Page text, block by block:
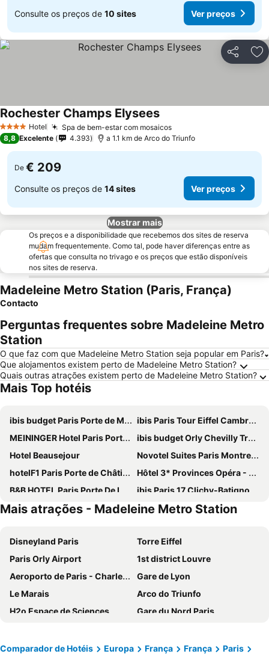
Consulte os preços de 10 sites Ver preços
Partilhar
4 EstrelasHotel Spa de bem-estar com mosaicos
Rochester Champs Elysees
8,8 Excelente 4.393 a 1.1 km de Arco do Triunfo
De € 209
Consulte os preços de 14 sites Ver preços
Mostrar mais
Os preços e a disponibilidade que recebemos dos sites de reserva
mudam frequentemente. Como tal, pode haver diferenças entre as
ofertas que consulta no trivago e os preços que estão disponíveis
nos sites de reserva.
Madeleine Metro Station (Paris, França)
Contacto
Perguntas frequentes sobre Madeleine Metro
Station
O que faz com que Madeleine Metro Station seja popular em Paris?
Que alojamentos existem perto de Madeleine Metro Station?
Quais outras atrações existem perto de Madeleine Metro Station?
Mais Top hotéis
ibis budget Paris Porte de Montmartre
ibis Paris Tour Eiffel Cambronne 15ème
MEININGER Hotel Paris Porte De Vincennes
ibis budget Orly Chevilly Tram 7
Hotel Beausejour
Novotel Suites Paris Montreuil Vincennes
hotelF1 Paris Porte de Châtillon
Hôtel 3* Provinces Opéra - Vacances Bleues
B&B HOTEL Paris Porte De La Villette
ibis Paris 17 Clichy-Batignolles
ibis Budget Paris La Villette 19ème
Hôtel De Paris Opera
Novotel Paris Centre Tour Eiffel
Grand Hotel de Paris
Novotel Paris 17
Hôtel Rachel
Mercure Paris 19 Philharmonie La Villette
Exe Panorama
Comfort Hotel Paris Porte d'Ivry
Au Royal Mad
Novotel Paris Centre Gare Montparnasse
ibis Styles Paris Meteor Avenue d'Italie
ibis budget Paris Porte d'Orleans
ibis budget Paris Porte de Vincennes
Mais atrações - Madeleine Metro Station
Disneyland Paris
Torre Eiffel
Paris Orly Airport
1st district Louvre
Aeroporto de Paris - Charles de Gaulle
Gare de Lyon
Le Marais
Arco do Triunfo
H2o Espace de Sciences
Gare du Nord Paris
Quartier Latin
8th district Élysée
Comparador de Hotéis Europa França França
Paris